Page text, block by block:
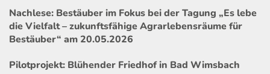
Nachlese: Bestäuber im Fokus bei der Tagung „Es lebe
die Vielfalt – zukunftsfähige Agrarlebensräume für
Bestäuber“ am 20.05.2026
Pilotprojekt: Blühender Friedhof in Bad Wimsbach